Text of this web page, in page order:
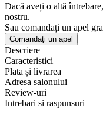
Dacă aveți o altă
nostru.
Sau comandați un apel
Comandați un apel
Descriere
Caracteristici
Plata și livrarea
Adresa salonului
Review-uri
Intrebari si raspunsuri